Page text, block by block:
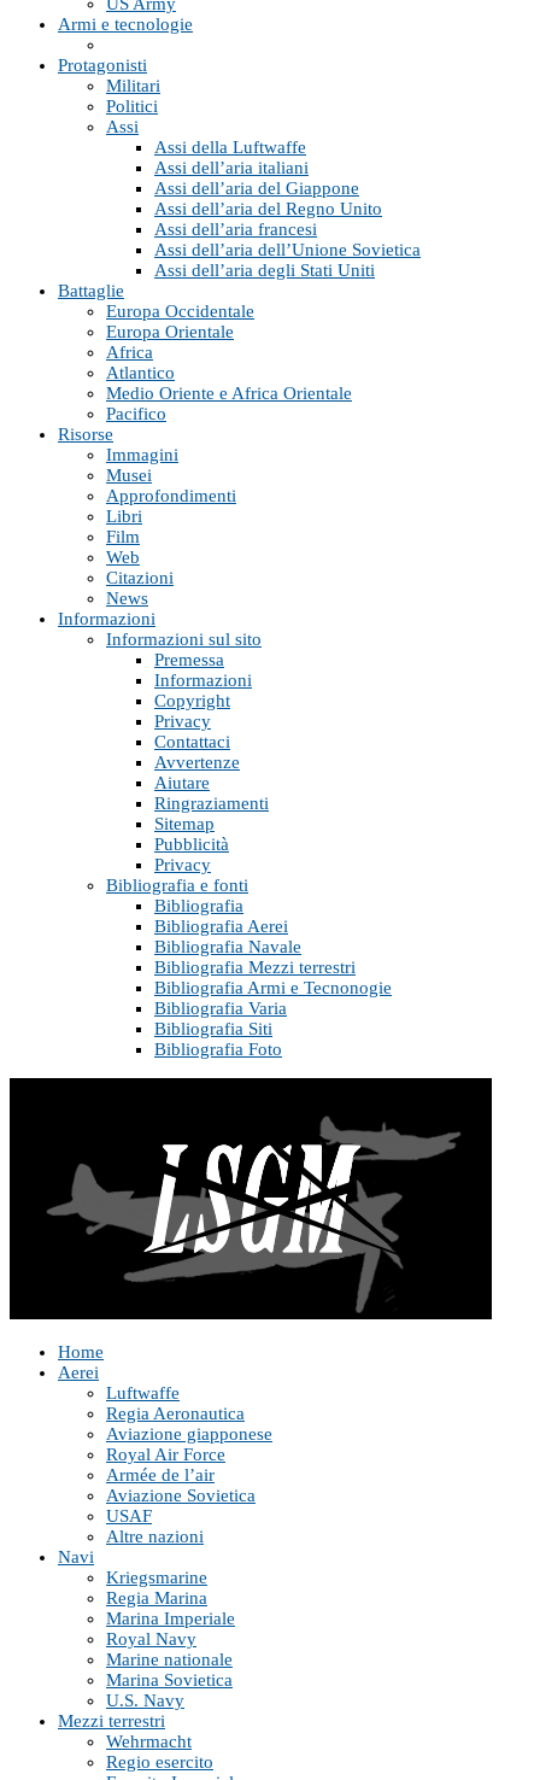
Armi e tecnologie
Protagonisti
Militari
Politici
Assi
Assi della Luftwaffe
Assi dell’aria italiani
Assi dell’aria del Giappone
Assi dell’aria del Regno Unito
Assi dell’aria francesi
Assi dell’aria dell’Unione Sovietica
Assi dell’aria degli Stati Uniti
Battaglie
Europa Occidentale
Europa Orientale
Africa
Atlantico
Medio Oriente e Africa Orientale
Pacifico
Risorse
Immagini
Musei
Approfondimenti
Libri
Film
Web
Citazioni
News
Informazioni
Informazioni sul sito
Premessa
Informazioni
Copyright
Privacy
Contattaci
Avvertenze
Aiutare
Ringraziamenti
Sitemap
Pubblicità
Privacy
Bibliografia e fonti
Bibliografia
Bibliografia Aerei
Bibliografia Navale
Bibliografia Mezzi terrestri
Bibliografia Armi e Tecnonogie
Bibliografia Varia
Bibliografia Siti
Bibliografia Foto
Home
Aerei
Luftwaffe
Regia Aeronautica
Aviazione giapponese
Royal Air Force
Armée de l’air
Aviazione Sovietica
USAF
Altre nazioni
Navi
Kriegsmarine
Regia Marina
Marina Imperiale
Royal Navy
Marine nationale
Marina Sovietica
U.S. Navy
Mezzi terrestri
Wehrmacht
Regio esercito